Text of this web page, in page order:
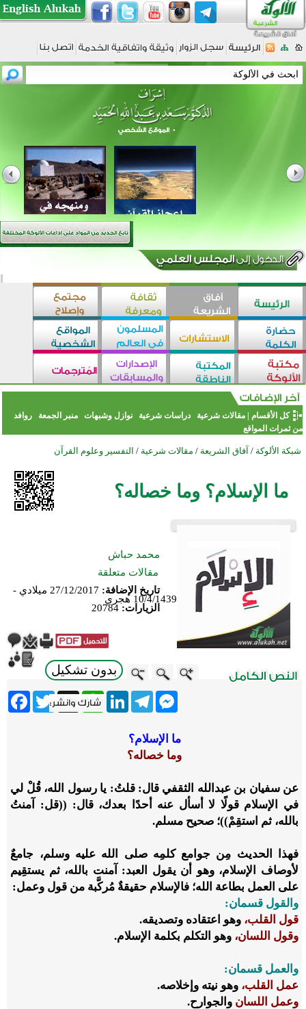
كل الأقسام |مقالات شرعية دراسات شرعية نوازل وشبهات منبر الجمعة
روافد
من ثمرات المواقع
شبكة الألوكة / آفاق الشريعة / مقالات شرعية / التفسير وعلوم القرآن
ما الإسلام؟ وما خصاله؟
محمد حباش
مقالات متعلقة
تاريخ الإضافة:
27/12/2017 ميلادي -
10/4/1439 هجري
الزيارات: 20784
بدون تشكيل
Twitter X
WhatsApp
LinkedInTelegram
Messenger
ما الإسلام؟
وما خصاله؟
عن سفيان بن عبدالله الثقفي قال: قلتُ: يا رسول الله، قُلْ لي
في الإسلام قولًا لا أسأل عنه أحدًا بعدك، قال: ((قل: آمنتُ
بالله، ثم استقِمْ))؛ صحيح مسلم.
فهذا الحديث مِن جوامع كلمِه صلى الله عليه وسلم، جامعٌ
لأوصاف الإسلام، وهو أن يقول العبد: آمنت بالله، ثم يستقِيم
على العمل بطاعة الله؛ فالإسلام حقيقةٌ مُركَّبة من قول وعمل:
والقول قسمان:
قول القلب، وهو اعتقاده وتصديقه.
وقول اللسان، وهو التكلم بكلمة الإسلام.
والعمل قسمان:
عمل القلب، وهو نيته وإخلاصه.
وعمل اللسان والجوارح.